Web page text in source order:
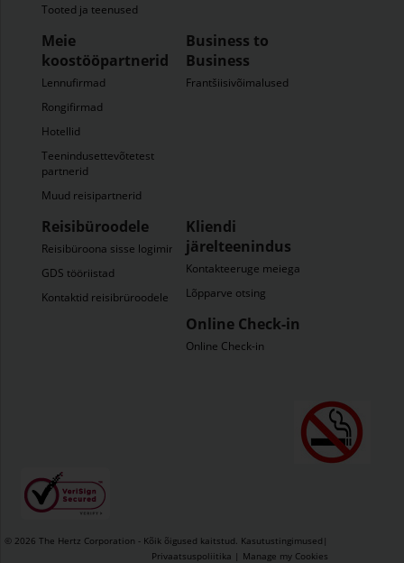
Tooted ja teenused
Meie
koostööpartnerid
Lennufirmad
Rongifirmad
Hotellid
Teenindusettevõtetest
partnerid
Muud reisipartnerid
Business to
Business
Frantšiisivõimalused
Reisibüroodele
Reisibüroona sisse logimine
GDS tööriistad
Kontaktid reisibrüroodele
Kliendi
järelteenindus
Kontakteeruge meiega
Lõpparve otsing
Online Check-in
Online Check-in
© 2026 The Hertz Corporation - Kõik õigused kaitstud. Kasutustingimused |
Privaatsuspoliitika | Manage my Cookies